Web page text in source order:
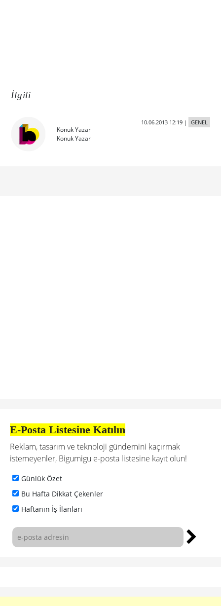
İlgili
Konuk Yazar
Konuk Yazar
10.06.2013 12:19| GENEL
E-Posta Listesine Katılın
Reklam, tasarım ve teknoloji gündemini kaçırmak
istemeyenler, Bigumigu e-posta listesine kayıt olun!
Günlük Özet
Bu Hafta Dikkat Çekenler
Haftanın İş İlanları